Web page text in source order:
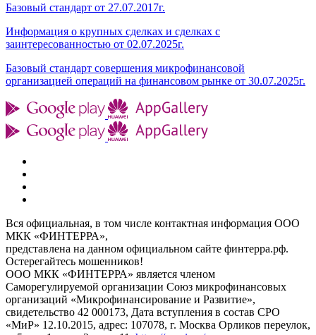
Базовый стандарт от 27.07.2017г.
Информация о крупных сделках и сделках с
заинтересованностью от 02.07.2025г.
Базовый стандарт совершения микрофинансовой
организацией операций на финансовом рынке от 30.07.2025г.
Вся официальная, в том числе контактная информация ООО
МКК «ФИНТЕРРА»,
представлена на данном официальном сайте финтерра.рф.
Остерегайтесь мошенников!
ООО МКК «ФИНТЕРРА» является членом
Саморегулируемой организации Союз микрофинансовых
организаций «Микрофинансирование и Развитие»,
свидетельство 42 000173, Дата вступления в состав СРО
«МиР» 12.10.2015, адрес: 107078, г. Москва Орликов переулок,